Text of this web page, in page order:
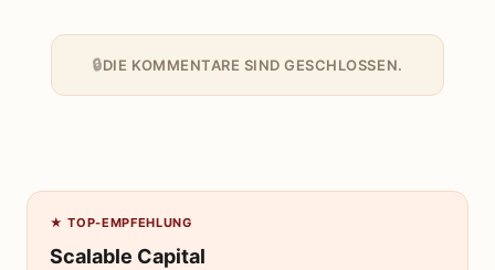
DIE KOMMENTARE SIND GESCHLOSSEN.
★ TOP-EMPFEHLUNG
Scalable Capital